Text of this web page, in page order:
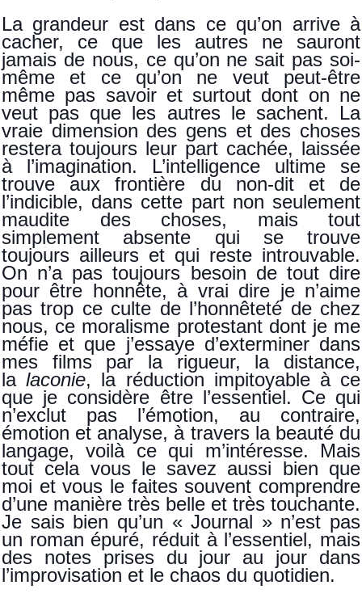
La grandeur est dans ce qu’on arrive à
cacher, ce que les autres ne sauront
jamais de nous, ce qu’on ne sait pas soi-
même et ce qu’on ne veut peut-être
même pas savoir et surtout dont on ne
veut pas que les autres le sachent. La
vraie dimension des gens et des choses
restera toujours leur part cachée, laissée
à l’imagination. L’intelligence ultime se
trouve aux frontière du non-dit et de
l’indicible, dans cette part non seulement
maudite des choses, mais tout
simplement absente qui se trouve
toujours ailleurs et qui reste introuvable.
On n’a pas toujours besoin de tout dire
pour être honnête, à vrai dire je n’aime
pas trop ce culte de l’honnêteté de chez
nous, ce moralisme protestant dont je me
méfie et que j’essaye d’exterminer dans
mes films par la rigueur, la distance,
lalaconie, la réduction impitoyable à ce
que je considère être l’essentiel. Ce qui
n’exclut pas l’émotion, au contraire,
émotion et analyse, à travers la beauté du
langage, voilà ce qui m’intéresse. Mais
tout cela vous le savez aussi bien que
moi et vous le faites souvent comprendre
d’une manière très belle et très touchante.
Je sais bien qu’un « Journal » n’est pas
un roman épuré, réduit à l’essentiel, mais
des notes prises du jour au jour dans
l’improvisation et le chaos du quotidien.